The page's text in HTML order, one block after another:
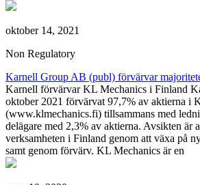
oktober 14, 2021
Non Regulatory
Karnell Group AB (publ) förvärvar
Karnell förvärvar KL Mechanics i Finland
oktober 2021 förvärvat 97,7% av aktierna i
(www.klmechanics.fi) tillsammans med
delägare med 2,3% av aktierna. Avsikten är
verksamheten i Finland genom att växa på
samt genom förvärv. KL Mechanics är en